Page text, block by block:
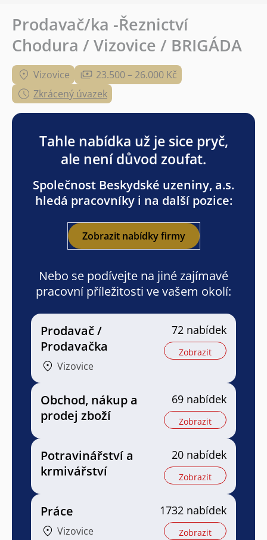
Prodavač/ka -Řeznictví
Chodura / Vizovice / BRIGÁDA
Vizovice
23.500 – 26.000 Kč
Zkrácený úvazek
Tahle nabídka už je sice pryč,
ale není důvod zoufat.
Společnost Beskydské uzeniny, a.s.
hledá pracovníky i na další pozice:
Zobrazit nabídky firmy
Nebo se podívejte na jiné zajímavé
pracovní příležitosti ve vašem okolí:
Prodavač /
Prodavačka
Vizovice
72 nabídek
Zobrazit
Obchod, nákup a
prodej zboží
69 nabídek
Zobrazit
Potravinářství a
krmivářství
20 nabídek
Zobrazit
Práce
Vizovice
1732 nabídek
Zobrazit